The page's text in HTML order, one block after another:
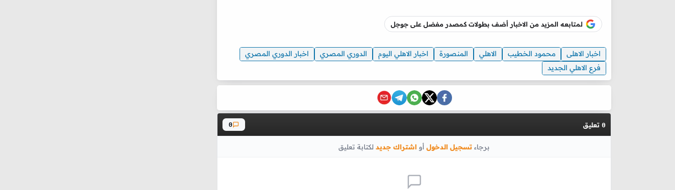
لمتابعه المزيد من الاخبار أضف بطولات كمصدر مفضل على جوجل
اخبار الاهلى محمود الخطيب الاهلي المنصورة اخبار الاهلي اليوم الدوري المصري
اخبار الدوري المصري
فرع الاهلي الجديد
0 تعليق 0
برجاء تسجيل الدخول أو اشتراك جديد لكتابة تعليق